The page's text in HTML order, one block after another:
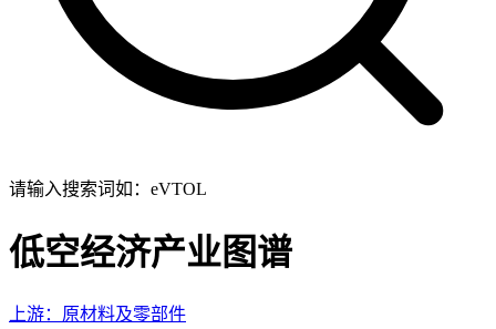
请输入搜索词如：eVTOL
低空经济产业图谱
上游：原材料及零部件